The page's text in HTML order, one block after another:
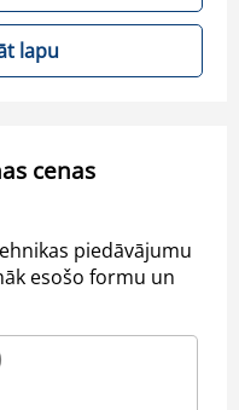
lapu
cenas
piedāvājumu
esošo formu un